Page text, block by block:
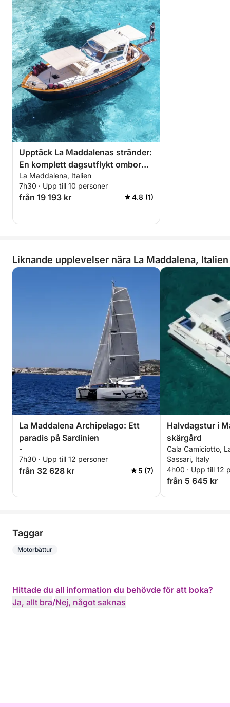
Upptäck La Maddalenas stränder:
En komplett dagsutflykt ombord
på en motorbåt
La Maddalena, Italien
7h30 · Upp till 10 personer
från 19 193 kr 4.8 (1)
Liknande upplevelser nära La Maddalena, Italien
La Maddalena Archipelago: Ett
paradis på Sardinien
-
7h30 · Upp till 12 personer
från 32 628 kr 5 (7)
Halvdagstur i
skärgård
Cala Camiciotto,
Sassari, Italy
4h00 · Upp till 12
från 5 645 kr
Taggar
Motorbåttur
Hittade du all information du behövde för att boka?
Ja, allt bra/Nej, något saknas